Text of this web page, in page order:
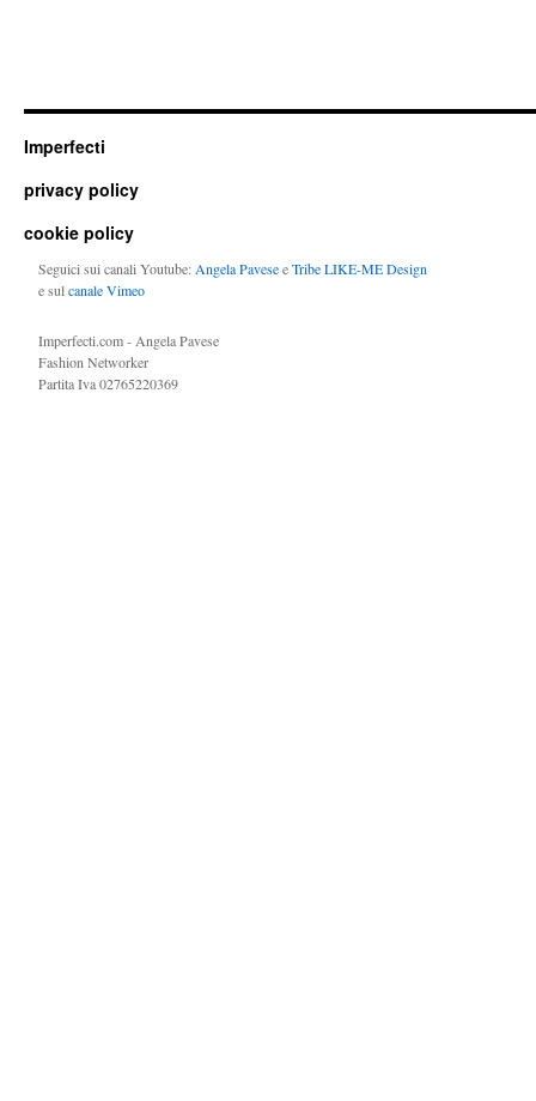
Imperfecti
privacy policy
cookie policy
Seguici sui canali Youtube: Angela PaveseeTribe LIKE-ME Design
e sulcanale Vimeo
Imperfecti.com - Angela Pavese
Fashion Networker
Partita Iva 02765220369